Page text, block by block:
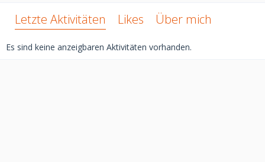
Letzte Aktivitäten Likes Über mich
Es sind keine anzeigbaren Aktivitäten vorhanden.